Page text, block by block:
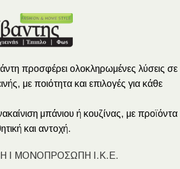
προσφέρει ολοκληρωμένες λύσεις σε
με ποιότητα και επιλογές για κάθε
μπάνιου ή κουζίνας, με προϊόντα
και αντοχή.
Ι ΜΟΝΟΠΡΟΣΩΠΗ Ι.Κ.Ε.